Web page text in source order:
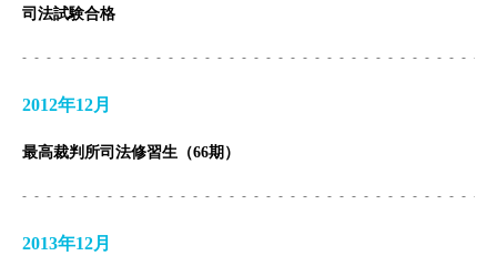
事務所紹介
弁護士紹介
特別顧問
司法試験合格
2012年12月
最高裁判所司法修習生（66期）
2013年12月